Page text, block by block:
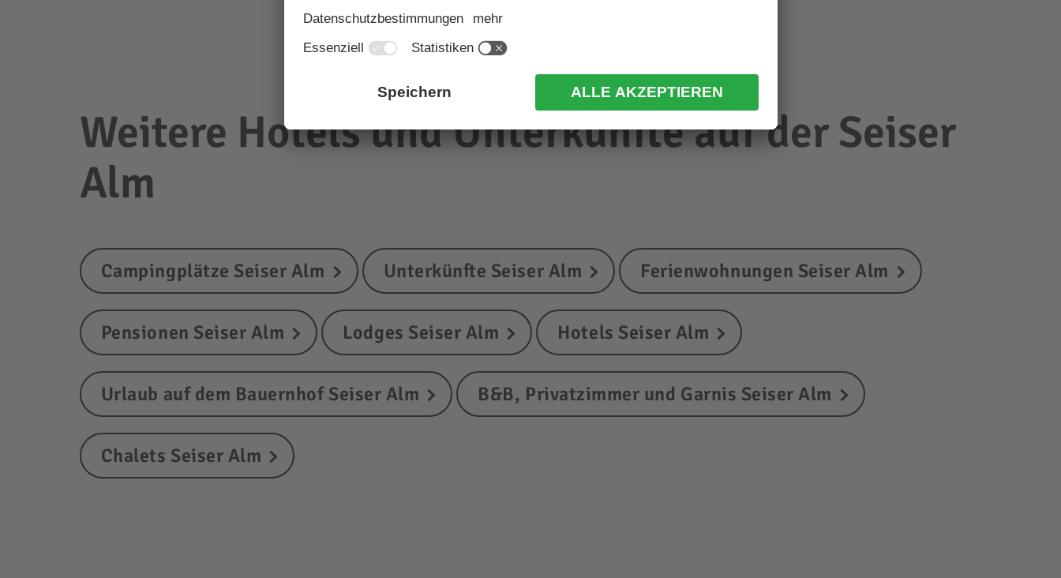
Weitere Hotels und Unterkünfte auf der Seiser
Alm
Campingplätze Seiser Alm Unterkünfte Seiser Alm Ferienwohnungen Seiser Alm
Pensionen Seiser Alm Lodges Seiser Alm Hotels Seiser Alm
Urlaub auf dem Bauernhof Seiser Alm B&B, Privatzimmer und Garnis Seiser Alm
Chalets Seiser Alm